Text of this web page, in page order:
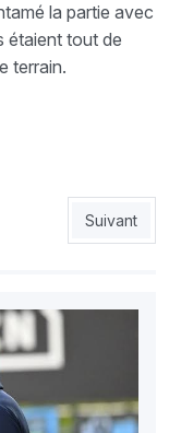
la partie avec
étaient tout de
terrain.
repos Article
Suivant